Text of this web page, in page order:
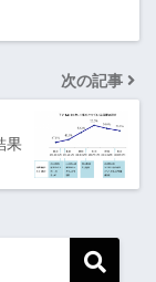
次の記事
果